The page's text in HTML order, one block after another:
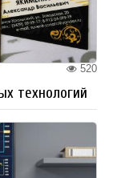
520
технологий